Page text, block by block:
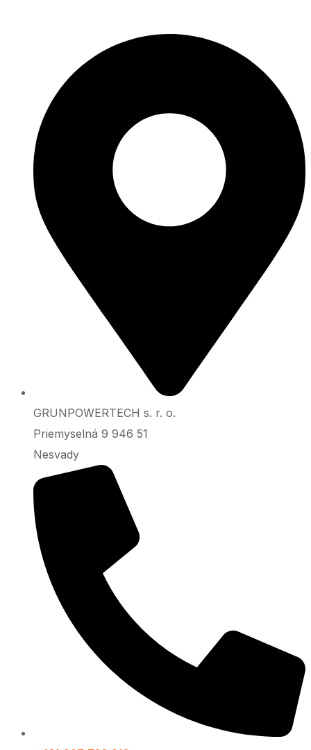
GRUNPOWERTECH s. r. o.
Priemyselná 9 946 51
Nesvady